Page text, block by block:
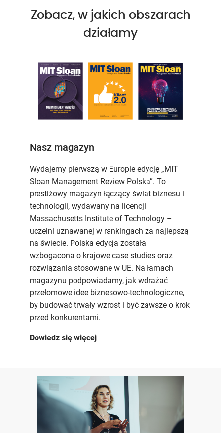
Zobacz, w jakich obszarach
działamy
Nasz magazyn
Wydajemy pierwszą w Europie edycję „MIT
Sloan Management Review Polska”. To
prestiżowy magazyn łączący świat biznesu i
technologii, wydawany na licencji
Massachusetts Institute of Technology –
uczelni uznawanej w rankingach za najlepszą
na świecie. Polska edycja została
wzbogacona o krajowe case studies oraz
rozwiązania stosowane w UE. Na łamach
magazynu podpowiadamy, jak wdrażać
przełomowe idee biznesowo-technologiczne,
by budować trwały wzrost i być zawsze o krok
przed konkurentami.
Dowiedz się więcej